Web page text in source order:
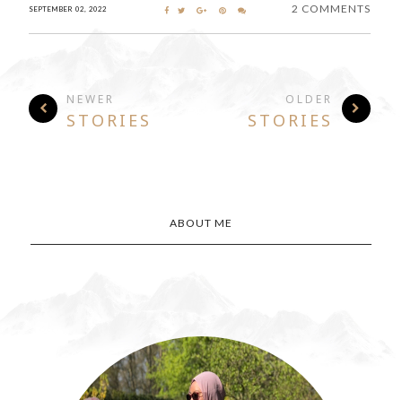
SEPTEMBER 02, 2022 2 COMMENTS
NEWER
STORIES
OLDER
STORIES
ABOUT ME